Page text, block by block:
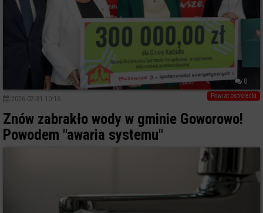
8
Powiat ostrołecki
2026-07-31 10:16
Znów zabrakło wody w gminie Goworowo!
Powodem "awaria systemu"